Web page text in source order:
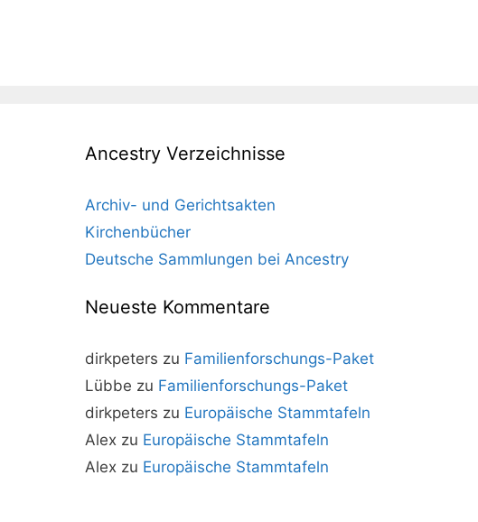
Ancestry Verzeichnisse
Archiv- und Gerichtsakten
Kirchenbücher
Deutsche Sammlungen bei Ancestry
Neueste Kommentare
dirkpeters zu Familienforschungs-Paket
Lübbe zu Familienforschungs-Paket
dirkpeters zu Europäische Stammtafeln
Alex zu Europäische Stammtafeln
Alex zu Europäische Stammtafeln